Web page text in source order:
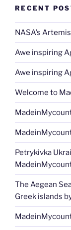
RECENT
NASA’s
Awe inspiring
Awe inspiring
Welcome to
Petrykivka
The Aegean
Greek islands